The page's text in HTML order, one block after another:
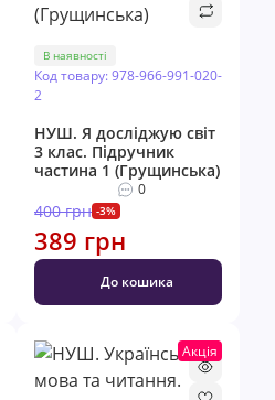
В наявності
Код товару: 978-966-991-020-
2
НУШ. Я досліджую світ
3 клас. Підручник
частина 1 (Грущинська)
0
400 грн -3%
389 грн
До кошика
Акція